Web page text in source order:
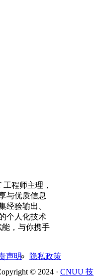
程师主理，
与优质信息
经验输出、
个人化技术
，与你携手
声明
隐私政策
© 2024 · CNUU 技